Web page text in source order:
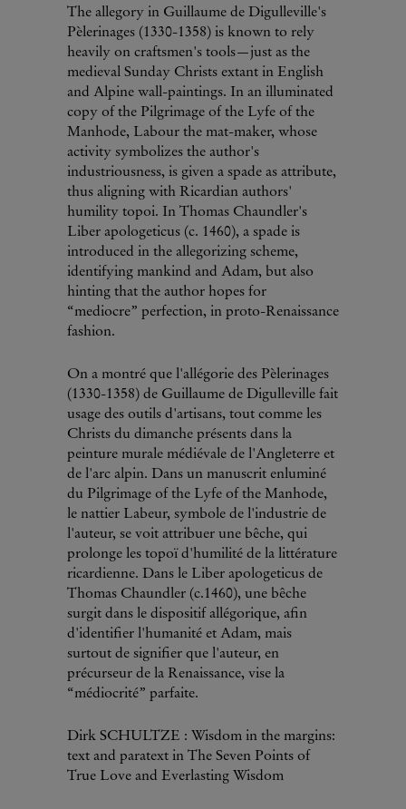
The allegory in Guillaume de Digulleville's
Pèlerinages (1330-1358) is known to rely
heavily on craftsmen's tools—just as the
medieval Sunday Christs extant in English
and Alpine wall-paintings. In an illuminated
copy of the Pilgrimage of the Lyfe of the
Manhode, Labour the mat-maker, whose
activity symbolizes the author's
industriousness, is given a spade as attribute,
thus aligning with Ricardian authors'
humility topoi. In Thomas Chaundler's
Liber apologeticus (c. 1460), a spade is
introduced in the allegorizing scheme,
identifying mankind and Adam, but also
hinting that the author hopes for
“mediocre” perfection, in proto-Renaissance
fashion.
On a montré que l'allégorie des Pèlerinages
(1330-1358) de Guillaume de Digulleville fait
usage des outils d'artisans, tout comme les
Christs du dimanche présents dans la
peinture murale médiévale de l'Angleterre et
de l'arc alpin. Dans un manuscrit enluminé
du Pilgrimage of the Lyfe of the Manhode,
le nattier Labeur, symbole de l'industrie de
l'auteur, se voit attribuer une bêche, qui
prolonge les topoï d'humilité de la littérature
ricardienne. Dans le Liber apologeticus de
Thomas Chaundler (c.1460), une bêche
surgit dans le dispositif allégorique, afin
d'identifier l'humanité et Adam, mais
surtout de signifier que l'auteur, en
précurseur de la Renaissance, vise la
“médiocrité” parfaite.
Dirk SCHULTZE : Wisdom in the margins:
text and paratext in The Seven Points of
True Love and Everlasting Wisdom